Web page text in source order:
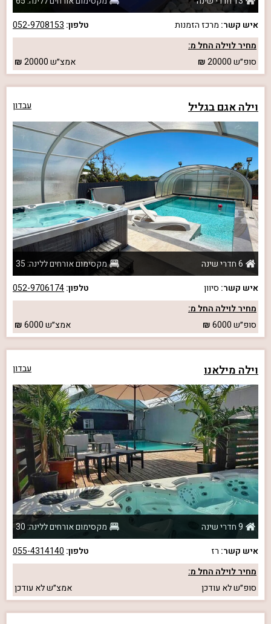
איש קשר: מרכז הזמנות טלפון: 052-9708153
מחיר לוילה החל מ:
סופ״ש20000 אמצ״ש20000
וילה אגם בגליל עבדון
6 חדרי שינה
מקסימום אורחים ללינה: 35
איש קשר: סיוון טלפון:052-9706174
מחיר לוילה החל מ:
סופ״ש6000 אמצ״ש6000
וילה מילאנו עבדון
9 חדרי שינה
מקסימום אורחים ללינה: 30
איש קשר: רז טלפון: 055-4314140
מחיר לוילה החל מ:
סופ״שלא עודכן אמצ״שלא עודכן